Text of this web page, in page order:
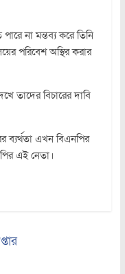
না মন্তব্য করে তিনি
পরিবেশ অস্থির করার
তাদের বিচারের দাবি
ব্যর্থতা এখন বিএনপির
এই নেতা।